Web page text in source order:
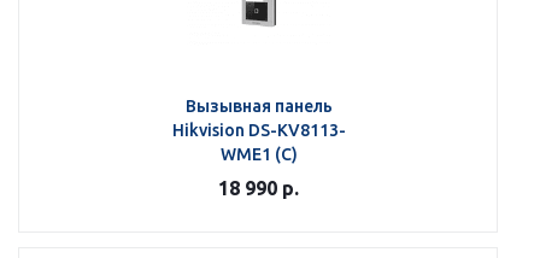
Вызывная панель
Hikvision DS-KV8113-
WME1 (C)
18 990 р.